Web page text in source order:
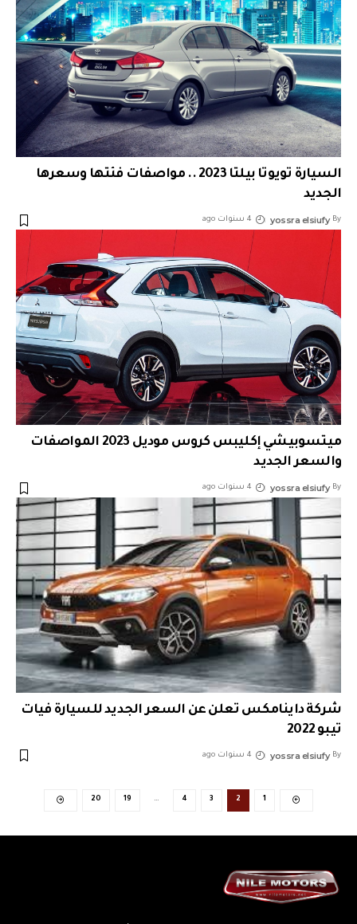
السيارة تويوتا بيلتا 2023 .. مواصفات فئتها وسعرها
الجديد
By
yossra elsiufy 4 سنوات ago
ميتسوبيشي إكليبس كروس موديل 2023 المواصفات
والسعر الجديد
By
yossra elsiufy 4 سنوات ago
شركة داينامكس تعلن عن السعر الجديد للسيارة فيات
تيبو 2022
By
yossra elsiufy 4 سنوات ago
1
2
3
4
…
19
20